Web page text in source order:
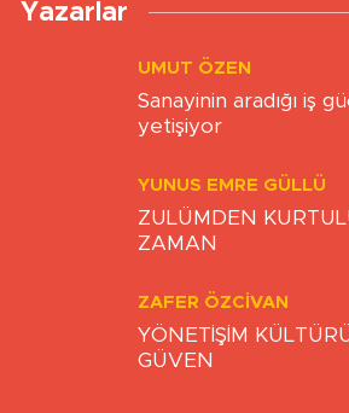
Yazarlar
UMUT ÖZEN
Sanayinin aradığı iş
yetişiyor
YUNUS EMRE GÜLLÜ
ZULÜMDEN
ZAMAN
ZAFER ÖZCIVAN
YÖNETİŞİM
GÜVEN